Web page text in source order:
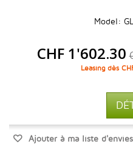
Model:
CHF 1'602.30
Leasing dès
Ajouter à ma liste d'envies